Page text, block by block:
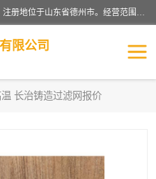
宁津县博涵机械有限公司成立于2016年，注册地位于山东省德州市。经营范围包括：机械设备研发、生产及销售，铸造用造型材料生产、销售，玻璃纤维及制品制造、销售，汽车零配件零售，机械零件、零部件加工，机械零件、零部件销售等；主要产品有：纤维过滤网,陶瓷过滤器,泡沫陶瓷过滤器,耐高温纤维过滤器,铸铁过滤器,铸铜过滤网,铸铝过滤网,铝轮毂过滤网,高效过滤网,高效陶瓷过滤网,高效纤维过滤网。
限公司
长治铸造过滤网报价
挡渣棉